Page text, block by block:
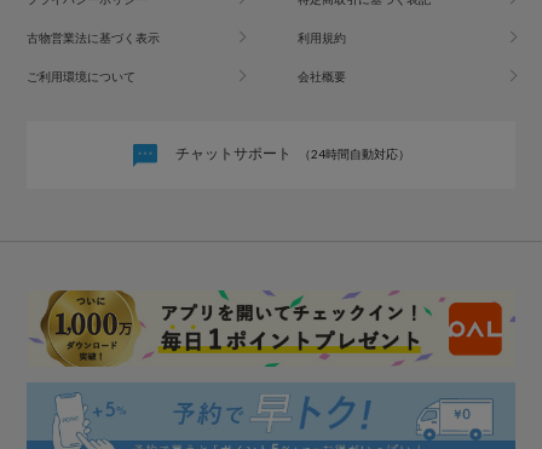
古物営業法に基づく表示 利用規約
ご利用環境について 会社概要
チャットサポート （24時間自動対応）